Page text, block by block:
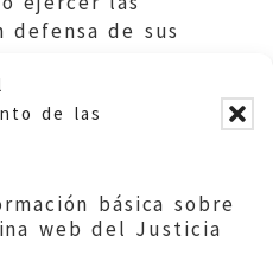
de las
básica sobre
web del Justicia
defensa de sus
por